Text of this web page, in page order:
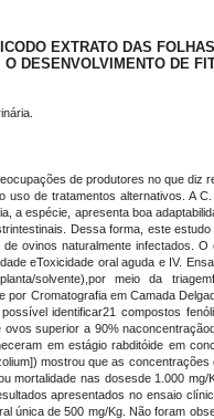
EXTRATO DAS
O DESENVOLVIMENTO DE
de produtores no que
de tratamentos alternativos. A
a espécie, apresenta boa
Dessa forma, este
ovinos naturalmente infectados.
eToxicidade oral aguda e IV.
solvente),por meio da
por Cromatografia em Camada
identificar21 compostos
ovos superior a 90%
em estágio rabditóide em
mostrou que as
mortalidade nas dosesde 1.000
apresentados no ensaio
única de 500 mg/Kg. Não foram